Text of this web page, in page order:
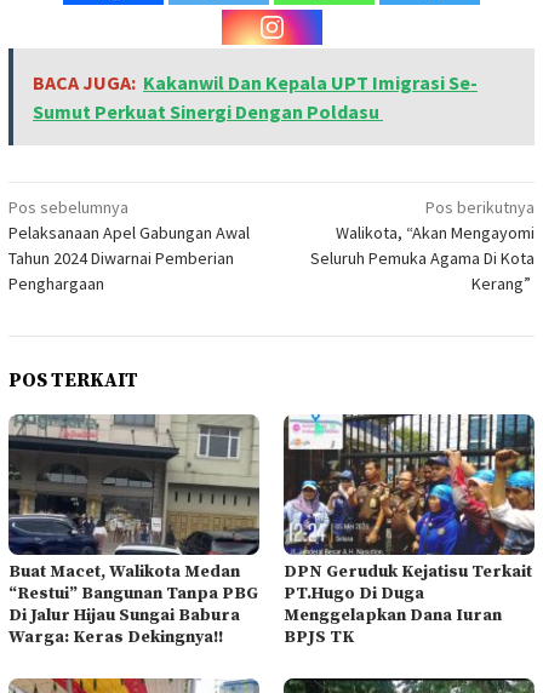
BACA JUGA: Kakanwil Dan Kepala UPT Imigrasi Se-
Sumut Perkuat Sinergi Dengan Poldasu
Navigasi
pos
Pos sebelumnya
Pelaksanaan Apel Gabungan Awal
Tahun 2024 Diwarnai Pemberian
Penghargaan
Pos berikutnya
Walikota, “Akan Mengayomi
Seluruh Pemuka Agama Di Kota
Kerang”
POS TERKAIT
Buat Macet, Walikota Medan
“Restui” Bangunan Tanpa PBG
Di Jalur Hijau Sungai Babura
Warga: Keras Dekingnya!!
DPN Geruduk Kejatisu Terkait
PT.Hugo Di Duga
Menggelapkan Dana Iuran
BPJS TK